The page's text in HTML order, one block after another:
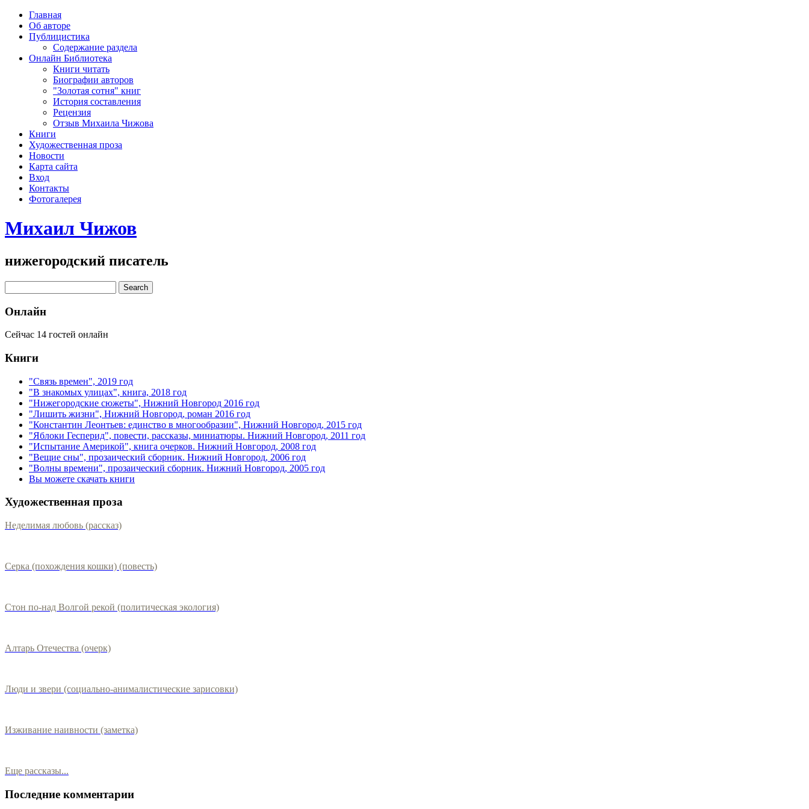
Главная
Об авторе
Публицистика
Содержание раздела
Онлайн Библиотека
Книги читать
Биографии авторов
"Золотая сотня" книг
История составления
Рецензия
Отзыв Михаила Чижова
Книги
Художественная проза
Новости
Карта сайта
Вход
Контакты
Фотогалерея
Михаил Чижов
нижегородский писатель
Онлайн
Сейчас 14 гостей онлайн
Книги
"Связь времен", 2019 год
"В знакомых улицах", книга, 2018 год
"Нижегородские сюжеты", Нижний Новгород 2016 год
"Лишить жизни", Нижний Новгород, роман 2016 год
"Константин Леонтьев: единство в многообразии", Нижний Новгород, 2015 год
"Яблоки Гесперид", повести, рассказы, миниатюры. Нижний Новгород, 2011 год
"Испытание Америкой", книга очерков. Нижний Новгород, 2008 год
"Вещие сны", прозаический сборник. Нижний Новгород, 2006 год
"Волны времени", прозаический сборник. Нижний Новгород, 2005 год
Вы можете скачать книги
Художественная проза
Неделимая любовь (рассказ)
Серка (похождения кошки) (повесть)
Стон по-над Волгой рекой (политическая экология)
Алтарь Отечества (очерк)
Люди и звери (социально-анималистические зарисовки)
Изживание наивности (заметка)
Еще рассказы...
Последние комментарии